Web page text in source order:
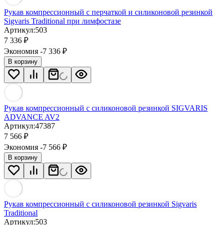
Рукав компрессионный с перчаткой и силиконовой резинкой
Sigvaris Traditional при лимфостазе
Артикул:503
7 336 ₽
Экономия -7 336 ₽
В корзину
Рукав компрессионный с силиконовой резинкой SIGVARIS
ADVANCE AV2
Артикул:47387
7 566 ₽
Экономия -7 566 ₽
В корзину
Рукав компрессионный с силиконовой резинкой Sigvaris
Traditional
Артикул:503